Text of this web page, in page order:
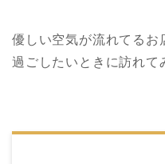
優しい空気が流れてるお
過ごしたいときに訪れて